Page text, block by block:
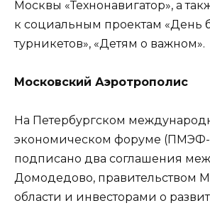
Москвы «Технонавигатор», а
к социальным проектам «День
турникетов», «Детям о важном».
Московский Аэротрополис
На Петербургском
экономическом форуме (ПМЭФ-
подписано два соглашения
Домодедово, правительством
области и инвесторами о